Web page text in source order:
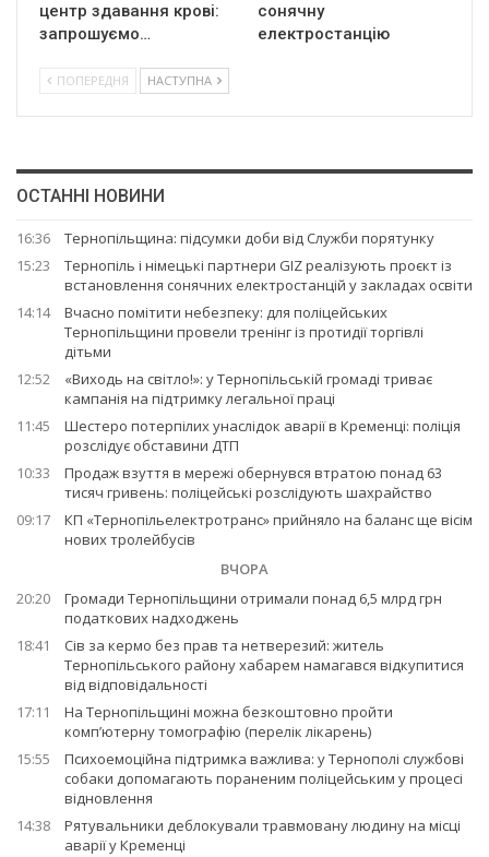
центр здавання крові:
запрошуємо…
сонячну
електростанцію
ПОПЕРЕДНЯ НАСТУПНА
ОСТАННІ НОВИНИ
16:36
Тернопільщина: підсумки доби від Служби порятунку
15:23
Тернопіль і німецькі партнери GIZ реалізують проєкт із
встановлення сонячних електростанцій у закладах освіти
14:14
Вчасно помітити небезпеку: для поліцейських
Тернопільщини провели тренінг із протидії торгівлі
дітьми
12:52
«Виходь на світло!»: у Тернопільській громаді триває
кампанія на підтримку легальної праці
11:45
Шестеро потерпілих унаслідок аварії в Кременці: поліція
розслідує обставини ДТП
10:33
Продаж взуття в мережі обернувся втратою понад 63
тисяч гривень: поліцейські розслідують шахрайство
09:17
КП «Тернопільелектротранс» прийняло на баланс ще вісім
нових тролейбусів
ВЧОРА
20:20
Громади Тернопільщини отримали понад 6,5 млрд грн
податкових надходжень
18:41
Сів за кермо без прав та нетверезий: житель
Тернопільського району хабарем намагався відкупитися
від відповідальності
17:11
На Тернопільщині можна безкоштовно пройти
комп’ютерну томографію (перелік лікарень)
15:55
Психоемоційна підтримка важлива: у Тернополі службові
собаки допомагають пораненим поліцейським у процесі
відновлення
14:38
Рятувальники деблокували травмовану людину на місці
аварії у Кременці